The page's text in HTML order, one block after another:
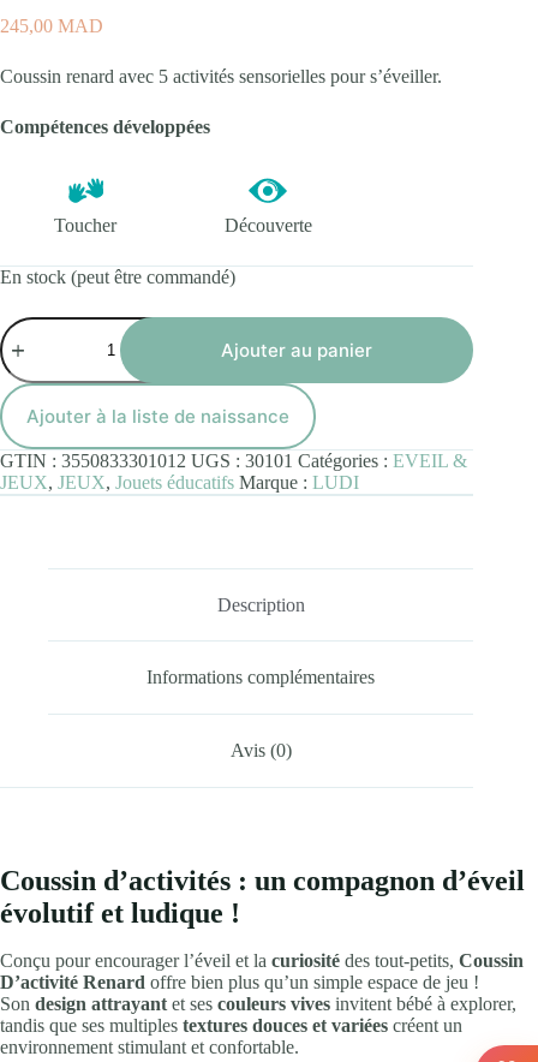
245,00 MAD
Coussin renard avec 5 activités sensorielles pour s’éveiller.
Compétences développées
Toucher Découverte
En stock (peut être commandé)
quantité
de
Coussin
d'Activité
Renard
Ajouter au panier
Ajouter à la liste de naissance
GTIN : 3550833301012 UGS : 30101 Catégories : EVEIL &
JEUX, JEUX, Jouets éducatifs Marque : LUDI
Description
Informations complémentaires
Avis (0)
Coussin d’activités : un compagnon d’éveil
évolutif et ludique !
Conçu pour encourager l’éveil et la curiosité des tout-petits, Coussin
D’activité Renard offre bien plus qu’un simple espace de jeu !
Son design attrayant et ses couleurs vives invitent bébé à explorer,
tandis que ses multiples textures douces et variées créent un
environnement stimulant et confortable.